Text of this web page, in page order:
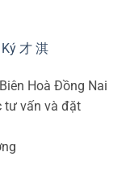
Ký 才 淇
Hoà Đồng Nai
tư vấn và đặt